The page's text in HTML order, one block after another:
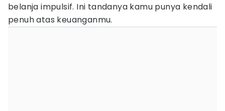
belanja impulsif. Ini tandanya kamu punya kendali
penuh atas keuanganmu.